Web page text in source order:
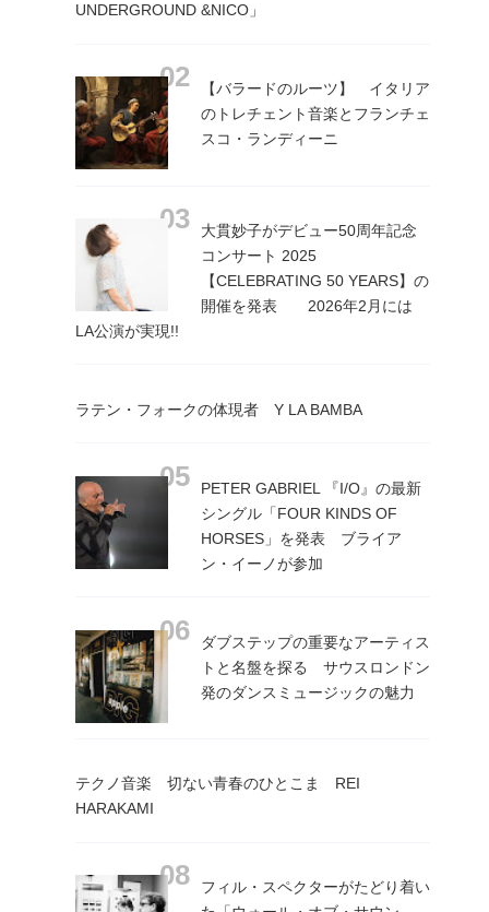
UNDERGROUND &NICO」
【バラードのルーツ】 イタリア
のトレチェント音楽とフランチェ
スコ・ランディーニ
大貫妙子がデビュー50周年記念
コンサート 2025
【CELEBRATING 50 YEARS】の
開催を発表 2026年2月には
LA公演が実現!!
ラテン・フォークの体現者 Y LA BAMBA
PETER GABRIEL 『I/O』の最新
シングル「FOUR KINDS OF
HORSES」を発表 ブライア
ン・イーノが参加
ダブステップの重要なアーティス
トと名盤を探る サウスロンドン
発のダンスミュージックの魅力
テクノ音楽 切ない青春のひとこま REI
HARAKAMI
フィル・スペクターがたどり着い